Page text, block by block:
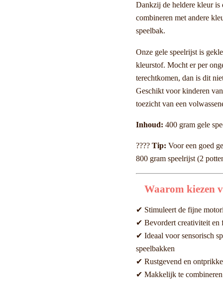
Dankzij de heldere kleur is
combineren met andere
speelbak.
Onze gele speelrijst is
kleurstof. Mocht er per
terechtkomen, dan is dit
Geschikt voor kinderen
toezicht van een
Inhoud: 400 gram gele
????Tip: Voor een goed
800 gram speelrijst (2
Waarom kiezen
✔ Stimuleert de fijne
✔ Bevordert creativiteit en
✔ Ideaal voor sensorisch
speelbakken
✔ Rustgevend en
✔ Makkelijk te